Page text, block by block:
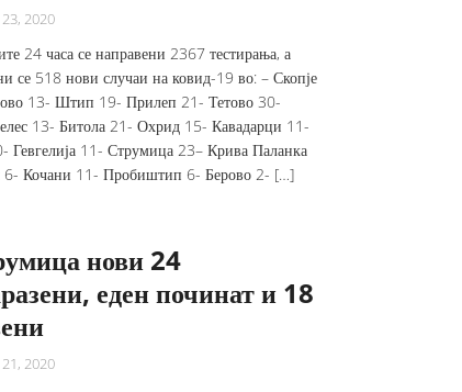
2020
24 часа се направени 2367 тестирања, а
се 518 нови случаи на ковид-19 во: – Скопје
13- Штип 19- Прилеп 21- Тетово 30-
13- Битола 21- Охрид 15- Кавадарци 11-
Гевгелија 11- Струмица 23– Крива Паланка
Кочани 11- Пробиштип 6- Берово 2- […]
нови 24
еден починат и 18
2020